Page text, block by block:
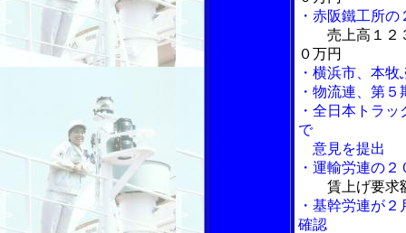
・赤阪鐵工所
売上高１２
０万円
・横浜市、本
・物流連、第
・全日本トラ
で
意見を提出
・運輸労連の
賃上げ要求
・基幹労連が
確認